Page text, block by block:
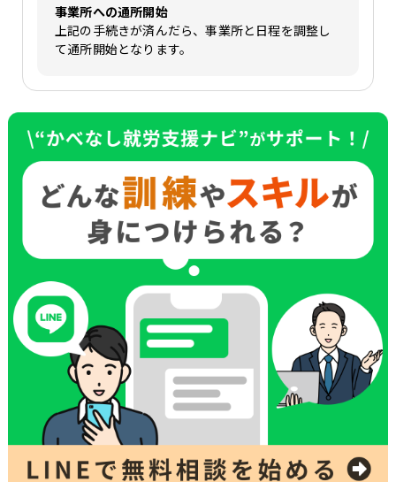
事業所への通所開始
上記の手続きが済んだら、事業所と日程を調整し
て通所開始となります。